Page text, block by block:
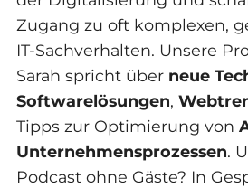
Zugang zu oft komplexen,
IT-Sachverhalten. Unsere
Sarah spricht über neue
Softwarelösungen,
Tipps zur Optimierung von
Unternehmensprozessen.
Podcast ohne Gäste? In